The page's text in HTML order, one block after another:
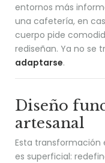
entornos más
una cafetería, en
cuerpo pide
rediseñan. Ya no se
adaptarse.
Diseño
artesanal
Esta transformación
es superficial: